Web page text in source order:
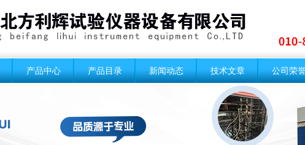
产品中心 产品目录 新闻动态 技术文章 公司荣